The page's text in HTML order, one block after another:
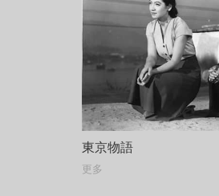
東京物語
更多